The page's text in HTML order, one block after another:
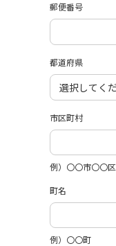
郵便番号
都道府県
市区町村
例）〇〇市〇〇区
町名
例）〇〇町